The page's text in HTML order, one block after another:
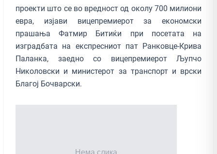
проекти што се во вредност од околу 700 милиони
евра, изјави вицепремиерот за економски
прашања Фатмир Битиќи при посетата на
изградбата на експресниот пат Ранковце-Крива
Паланка, заедно со вицепремиерот Љупчо
Николовски и министерот за транспорт и врски
Благој Бочварски.